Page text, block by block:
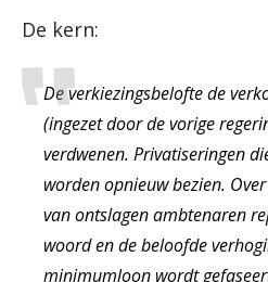
De kern:
De verkiezingsbelofte de
(ingezet door de vorige
verdwenen. Privatiseringen
worden opnieuw bezien.
van ontslagen ambtenaren
woord en de beloofde
minimumloon wordt